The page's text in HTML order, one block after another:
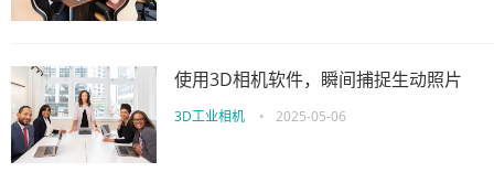
使用3D相机软件，瞬间捕捉生动照片
3D工业相机 • 2025-05-06